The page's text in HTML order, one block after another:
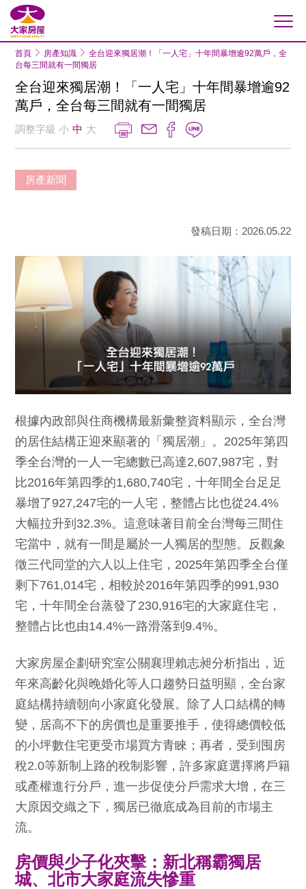
首頁 房產知識
全台迎來獨居潮！「一人宅」十年間暴增逾92萬戶，全
台每三間就有一間獨居
全台迎來獨居潮！「一人宅」十年間暴增逾92
萬戶，全台每三間就有一間獨居
調整字級小 中 大
房產新聞
發稿日期：2026.05.22
根據內政部與住商機構最新彙整資料顯示，全台灣
的居住結構正迎來顯著的「獨居潮」。2025年第四
季全台灣的一人一宅總數已高達2,607,987宅，對
比2016年第四季的1,680,740宅，十年間全台足足
暴增了927,247宅的一人宅，整體占比也從24.4%
大幅拉升到32.3%。這意味著目前全台灣每三間住
宅當中，就有一間是屬於一人獨居的型態。反觀象
徵三代同堂的六人以上住宅，2025年第四季全台僅
剩下761,014宅，相較於2016年第四季的991,930
宅，十年間全台蒸發了230,916宅的大家庭住宅，
整體占比也由14.4%一路滑落到9.4%。
大家房屋企劃研究室公關襄理賴志昶分析指出，近
年來高齡化與晚婚化等人口趨勢日益明顯，全台家
庭結構持續朝向小家庭化發展。除了人口結構的轉
變，居高不下的房價也是重要推手，使得總價較低
的小坪數住宅更受市場買方青睞；再者，受到囤房
稅2.0等新制上路的稅制影響，許多家庭選擇將戶籍
或產權進行分戶，進一步促使分戶需求大增，在三
大原因交織之下，獨居已徹底成為目前的市場主
流。
房價與少子化夾擊：新北稱霸獨居
城、北市大家庭流失慘重